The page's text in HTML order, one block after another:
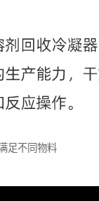
足不同物料